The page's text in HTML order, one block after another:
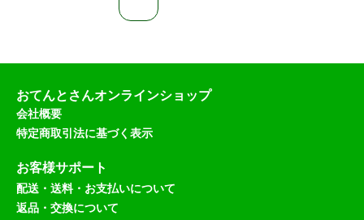
おてんとさんオンラインショップ
会社概要
特定商取引法に基づく表示
お客様サポート
配送・送料・お支払いについて
返品・交換について